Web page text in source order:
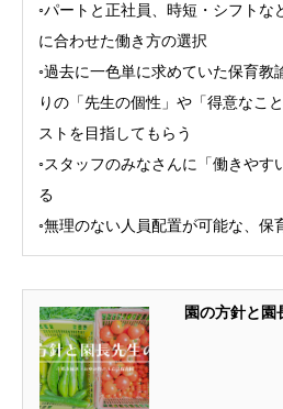
◦パートと正社員、時短・シフトな
に合わせた働き方の選択
◦過去に一色単に求めていた保育教
りの「先生の個性」や「得意なこ
ストを目指してもらう
◦スタッフのみなさんに「働きやす
る
◦無理のない人員配置が可能な、保
園の方針と園